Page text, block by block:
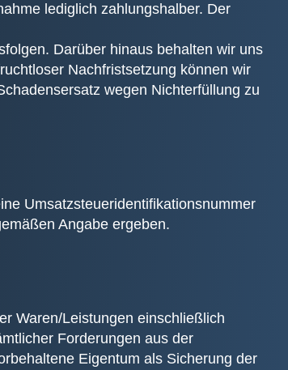
lediglich zahlungshalber. Der
Darüber hinaus behalten wir uns
Nachfristsetzung können wir
wegen Nichterfüllung zu
Umsatzsteueridentifikationsnummer
Angabe ergeben.
Waren/Leistungen einschließlich
Forderungen aus der
Eigentum als Sicherung der